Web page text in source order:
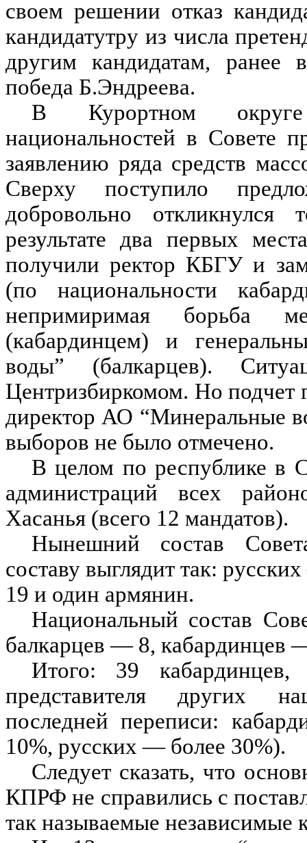
своем решении отказ
кандидатутру из числа
другим кандидатам,
победа Б.Эндреева.
В Курортном округе
национальностей в Совете
заявлению ряда средств
Сверху поступило
добровольно
результате два первых
получили ректор КБГУ и
(по национальности
непримиримая борьба
(кабардинцем) и
воды” (балкарцев).
Центризбиркомом. Но подчет
директор АО “Минеральные
выборов не было отмечено.
В целом по республике в
администраций всех
Хасанья (всего 12 мандатов).
Нынешний состав
составу выглядит так:
19 и один армянин.
Национальный состав
балкарцев — 8, кабардинцев
Итого: 39
представителя других
последней переписи:
10%, русских — более 30%).
Следует сказать, что
КПРФ не справились с
так называемые независимые